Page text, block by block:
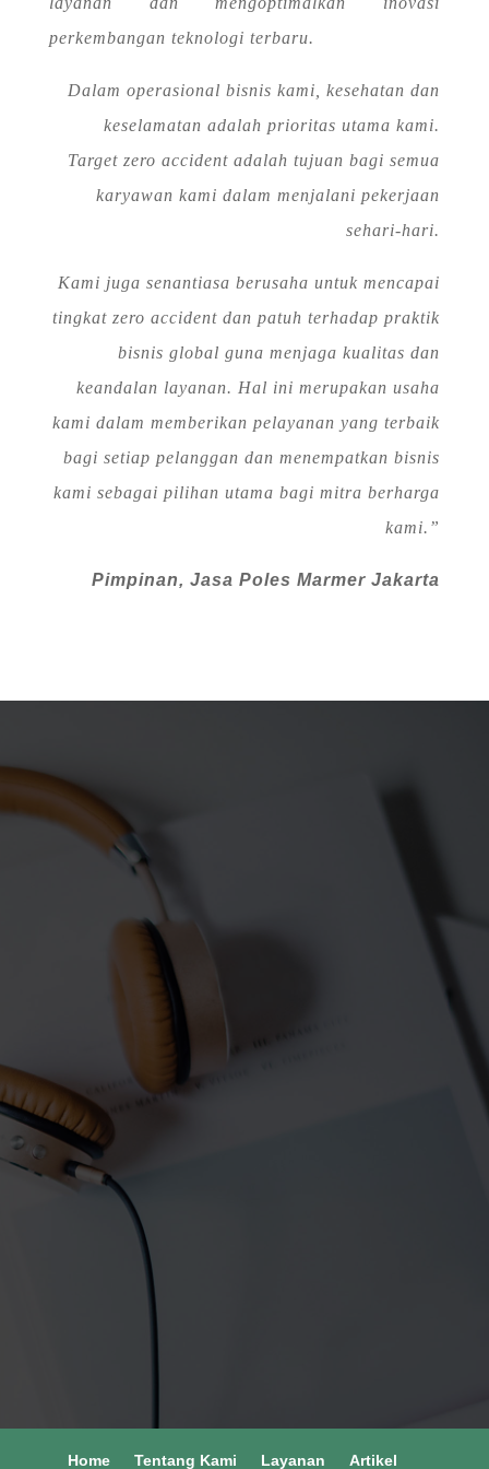
perkembangan teknologi terbaru.
Dalam operasional bisnis kami, kesehatan dan
keselamatan adalah prioritas utama kami.
Target zero accident adalah tujuan bagi semua
karyawan kami dalam menjalani pekerjaan
sehari-hari.
Kami juga senantiasa berusaha untuk mencapai
tingkat zero accident dan patuh terhadap praktik
bisnis global guna menjaga kualitas dan
keandalan layanan. Hal ini merupakan usaha
kami dalam memberikan pelayanan yang terbaik
bagi setiap pelanggan dan menempatkan bisnis
kami sebagai pilihan utama bagi mitra berharga
kami.”
Pimpinan, Jasa Poles Marmer Jakarta
GRATIS SURVEY DAN GRATIS DEMO
Hubungi Kami
Apapun Permasalahan Lantai Anda,
Cukup Beritahu Kami. Tehnisi yang
Berpengalaman Akan Hadir Untuk
Memberikan Solusinya Kepada Anda.
CHAT VIA WHATSPP - 085217167006
Home Tentang Kami Layanan Artikel